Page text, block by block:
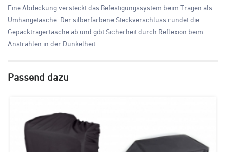
Eine Abdeckung versteckt das Befestigungssystem beim Tragen als
Umhängetasche. Der silberfarbene Steckverschluss rundet die
Gepäckträgertasche ab und gibt Sicherheit durch Reflexion beim
Anstrahlen in der Dunkelheit.
Passend dazu